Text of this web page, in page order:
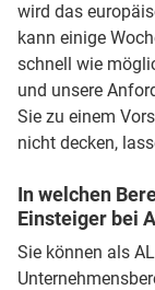
wird das
kann einige
schnell wie
und unsere
Sie zu einem
nicht decken,
In welchen
Einsteiger bei
Sie können als